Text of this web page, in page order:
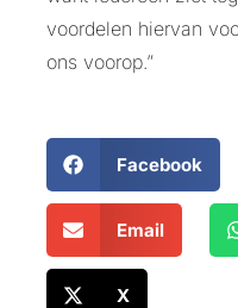
voordelen hiervan
ons voorop.”
Facebook
Email
X